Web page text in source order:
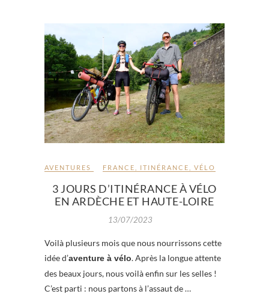
AVENTURES FRANCE ITINÉRANCE VÉLO
3 JOURS D’ITINÉRANCE À VÉLO
EN ARDÈCHE ET HAUTE-LOIRE
13/07/2023
Voilà plusieurs mois que nous nourrissons cette
idée d’aventure à vélo. Après la longue attente
des beaux jours, nous voilà enfin sur les selles !
C’est parti : nous partons à l’assaut de…